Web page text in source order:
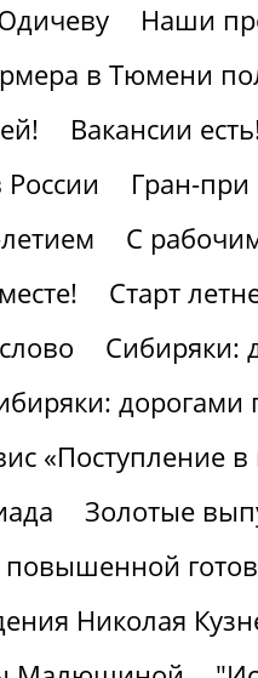
Наши
в Тюмени
Вакансии
Гран-
С
Старт
Сибиряки:
дорогами
«Поступление
Золотые
Николая